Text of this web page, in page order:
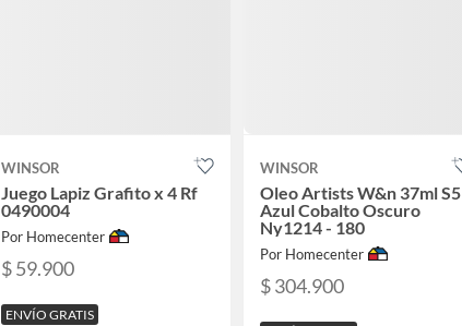
WINSOR
Juego Lapiz Grafito x 4 Rf
0490004
Por Homecenter
$ 59.900
ENVÍO GRATIS
WINSOR
Oleo Artists W&n 37ml S5
Azul Cobalto Oscuro
Ny1214 - 180
Por Homecenter
$ 304.900